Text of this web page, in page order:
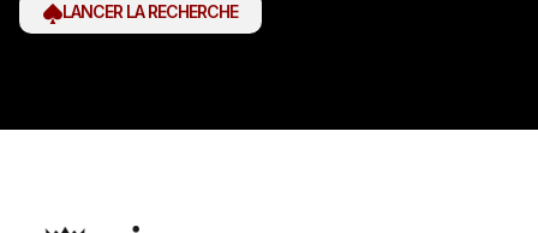
LANCER LA RECHERCHE